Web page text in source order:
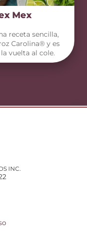
Mex
receta sencilla,
Carolina® y es
vuelta al cole.
INC.